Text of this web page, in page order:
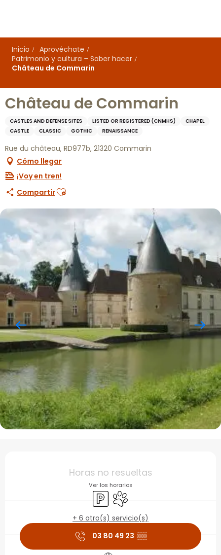
principal
Inicio
Aprovéchate
Patrimonio y cultura – Saber hacer
Château de Commarin
Château de Commarin
CASTLES AND DEFENSE SITES LISTED OR REGISTERED (CNMHS)
CHAPEL
CASTLE
CLASSIC GOTHIC RENAISSANCE
Rue du château, RD977b, 21320 Commarin
Cómo llegar
¡Voy en tren!
CompartirAjouter aux favoris
Horarios y datos de
Horas no resueltas
Ver los horarios
Aparcamiento
Se aceptan animales
+ 6 otro(s) servicio(s)
03 80 49 23 ▒▒